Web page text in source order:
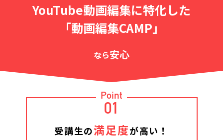
YouTube動画編集に特化した
「動画編集CAMP」
なら安心
Point
01
受講生の満足度が高い！